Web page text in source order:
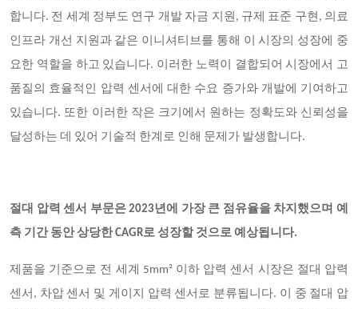
합니다. 전 세계 정부도 연구 개발 자금 지원, 규제 표준 구현, 의료
인프라 개선 지원과 같은 이니셔티브를 통해 이 시장의 성장에 중
요한 역할을 하고 있습니다. 이러한 노력이 결합되어 시장에서 고
품질의 효율적인 압력 센서에 대한 수요 증가와 개발에 기여하고
있습니다. 또한 이러한 작은 크기에서 원하는 정확도와 신뢰성을
달성하는 데 있어 기술적 한계로 인해 문제가 발생합니다.
절대 압력 센서 부문은 2023년에 가장 큰 점유율을 차지했으며 예
측 기간 동안 상당한 CAGR로 성장할 것으로 예상됩니다.
제품을 기준으로 전 세계 5mm² 이하 압력 센서 시장은 절대 압력
센서, 차압 센서 및 게이지 압력 센서로 분류됩니다. 이 중 절대 압